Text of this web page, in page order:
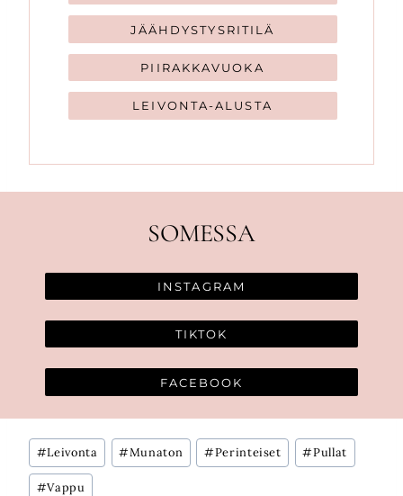
JÄÄHDYSTYSRITILÄ
PIIRAKKAVUOKA
LEIVONTA-ALUSTA
SOMESSA
INSTAGRAM
TIKTOK
FACEBOOK
Avainsanat:
#Leivonta #Munaton #Perinteiset #Pullat
#Vappu